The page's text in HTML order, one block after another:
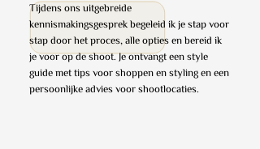
Tijdens ons uitgebreide
kennismakingsgesprek begeleid ik je stap voor
stap door het proces, alle opties en bereid ik
je voor op de shoot. Je ontvangt een style
guide met tips voor shoppen en styling en een
persoonlijke advies voor shootlocaties.